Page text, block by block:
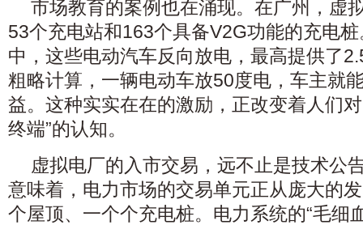
市场教育的案例也在涌现。在广州，虚
53个充电站和163个具备V2G功能的充电
中，这些电动汽车反向放电，最高提供了
粗略计算，一辆电动车放50度电，车主就
益。这种实实在在的激励，正改变着人们
终端”的认知。
虚拟电厂的入市交易，远不止是技术公
意味着，电力市场的交易单元正从庞大的
个屋顶、一个个充电桩。电力系统的“毛细